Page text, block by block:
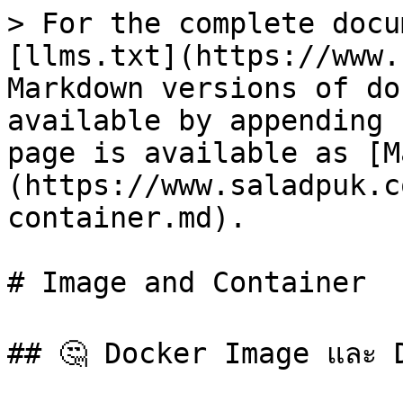
> For the complete
[llms.txt](https://
Markdown versions of
available by
page is available as
(https://
container.md).
# Image and Container
## 🤔 Docker Image และ